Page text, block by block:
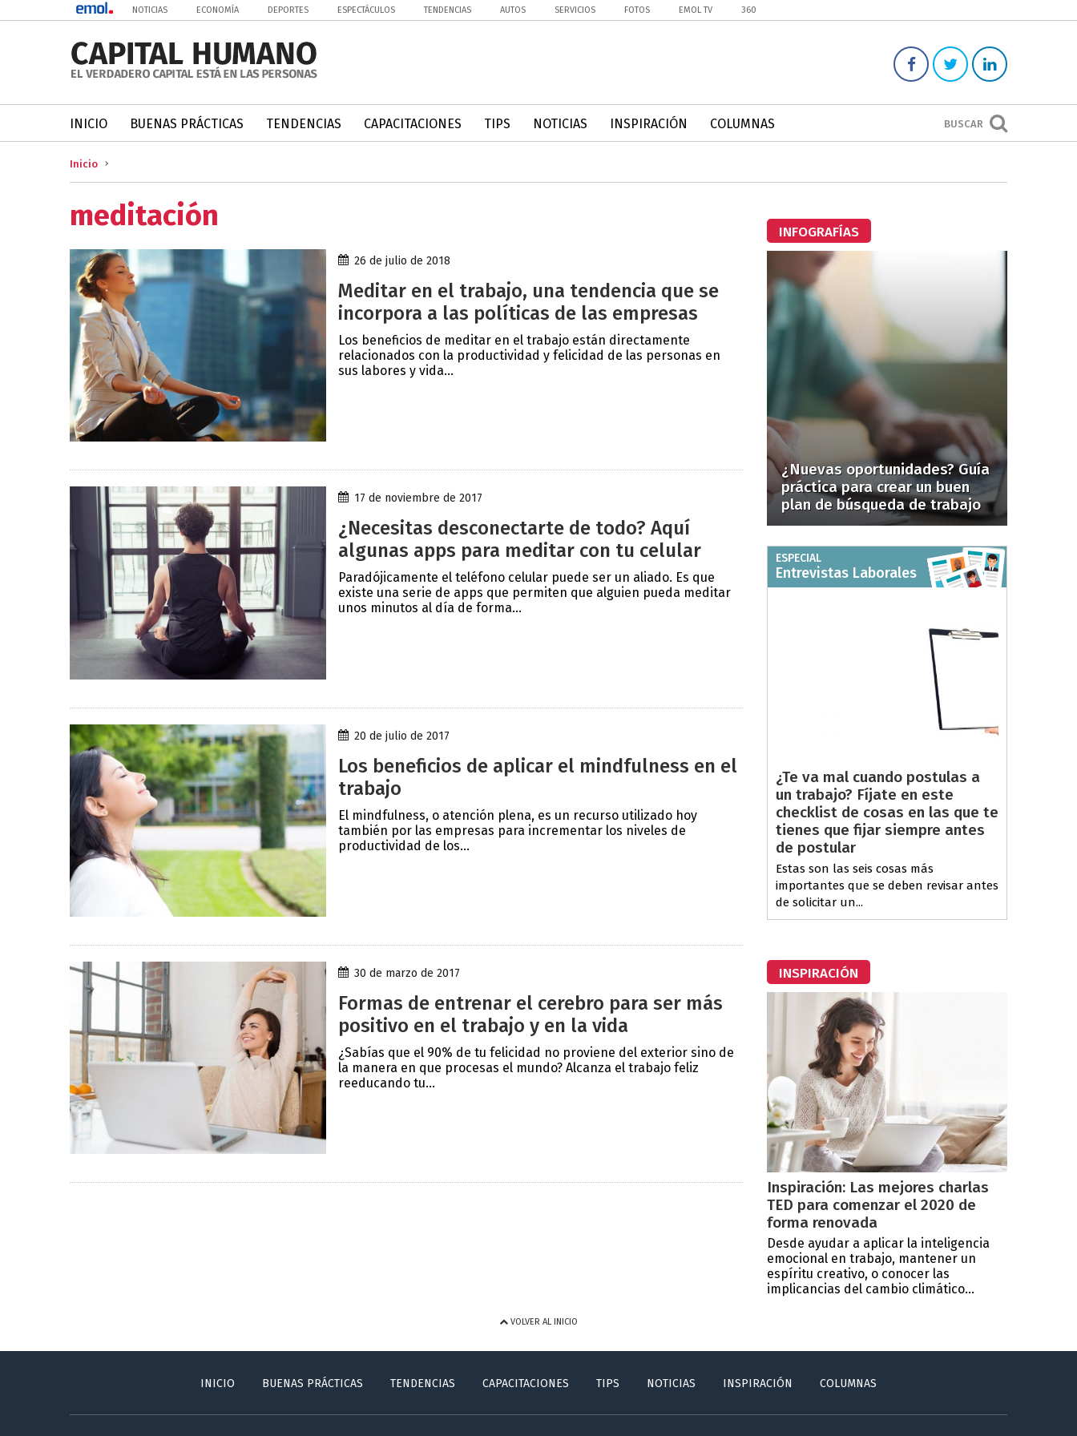
NOTICIAS ECONOMÍA DEPORTES ESPECTÁCULOS TENDENCIAS AUTOS SERVICIOS FOTOS EMOL TV 360
BUSCAR
INICIO BUENAS PRÁCTICAS TENDENCIAS CAPACITACIONES TIPS NOTICIAS INSPIRACIÓN COLUMNAS
Inicio
meditación
26 de julio de 2018
Meditar en el trabajo, una tendencia que se
incorpora a las políticas de las empresas
Los beneficios de meditar en el trabajo están directamente
relacionados con la productividad y felicidad de las personas en
sus labores y vida...
17 de noviembre de 2017
¿Necesitas desconectarte de todo? Aquí
algunas apps para meditar con tu celular
Paradójicamente el teléfono celular puede ser un aliado. Es que
existe una serie de apps que permiten que alguien pueda meditar
unos minutos al día de forma...
20 de julio de 2017
Los beneficios de aplicar el mindfulness en el
trabajo
El mindfulness, o atención plena, es un recurso utilizado hoy
también por las empresas para incrementar los niveles de
productividad de los...
30 de marzo de 2017
Formas de entrenar el cerebro para ser más
positivo en el trabajo y en la vida
¿Sabías que el 90% de tu felicidad no proviene del exterior sino de
la manera en que procesas el mundo? Alcanza el trabajo feliz
reeducando tu...
INFOGRAFÍAS
¿Nuevas oportunidades? Guía
práctica para crear un buen
plan de búsqueda de trabajo
ESPECIAL
Entrevistas Laborales
¿Te va mal cuando postulas a
un trabajo? Fíjate en este
checklist de cosas en las que te
tienes que fijar siempre antes
de postular
Estas son las seis cosas más
importantes que se deben revisar antes
de solicitar un...
INSPIRACIÓN
Inspiración: Las mejores charlas
TED para comenzar el 2020 de
forma renovada
Desde ayudar a aplicar la inteligencia
emocional en trabajo, mantener un
espíritu creativo, o conocer las
implicancias del cambio climático...
VOLVER AL INICIO
INICIO BUENAS PRÁCTICAS TENDENCIAS CAPACITACIONES TIPS NOTICIAS INSPIRACIÓN COLUMNAS